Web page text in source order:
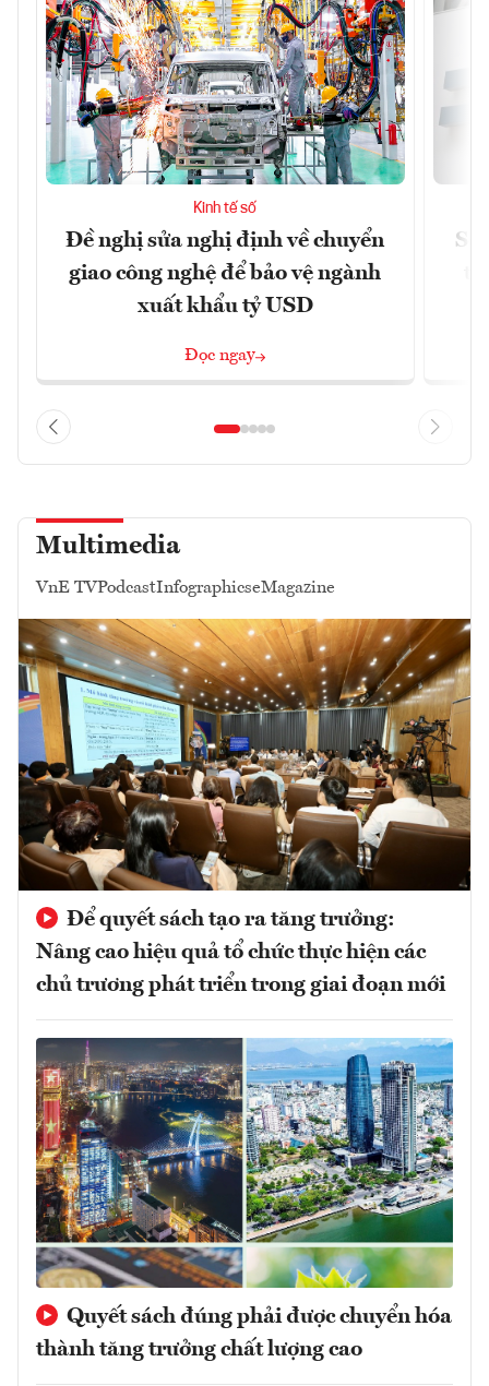
Kinh tế số
Đề nghị sửa nghị định về chuyển
giao công nghệ để bảo vệ ngành
xuất khẩu tỷ USD
Đọc ngay
Multimedia
VnE TVPodcastInfographicseMagazine
Để quyết sách tạo ra tăng trưởng:
Nâng cao hiệu quả tổ chức thực hiện các
chủ trương phát triển trong giai đoạn mới
Quyết sách đúng phải được chuyển hóa
thành tăng trưởng chất lượng cao